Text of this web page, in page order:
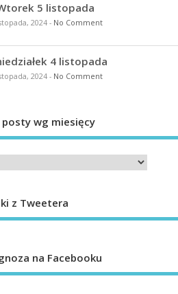
5 listopada
2024- No Comment
4 listopada
2024- No Comment
wg miesięcy
z Tweetera
na Facebooku